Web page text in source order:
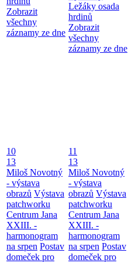
Zobrazit
všechny
záznamy ze dne
Ležáky osada
hrdinů
Zobrazit
všechny
záznamy ze dne
10
13
Miloš Novotný
- výstava
obrazů Výstava
patchworku
Centrum Jana
XXIII. -
harmonogram
na srpen Postav
domeček pro
11
13
Miloš Novotný
- výstava
obrazů Výstava
patchworku
Centrum Jana
XXIII. -
harmonogram
na srpen Postav
domeček pro